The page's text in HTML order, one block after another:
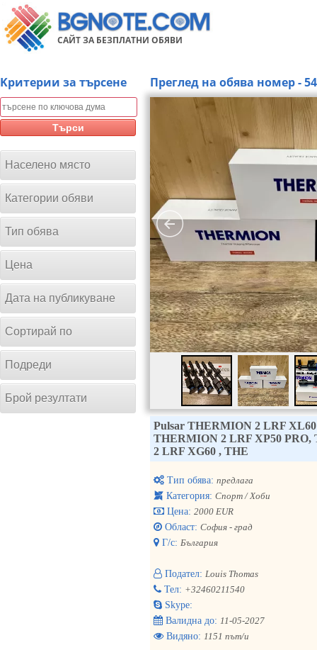
САЙТ ЗА БЕЗПЛАТНИ ОБЯВИ
Kритерии за търсене
Търси
Населено място
Категории обяви
Тип обява
Цена
Дата на публикуване
Сортирай по
Подреди
Брой резултати
Преглед на обява номер -
Pulsar THERMION 2 LRF
THERMION 2 LRF XP50 PRO,
2 LRF XG60 , THE
Тип обява: предлага
Категория: Спорт / Хоби
Цена: 2000 EUR
Област: София - град
Г/с: България
Подател: Louis Thomas
Тел: +32460211540
Skype:
Валидна до: 11-05-2027
Видяно: 1151 път/и